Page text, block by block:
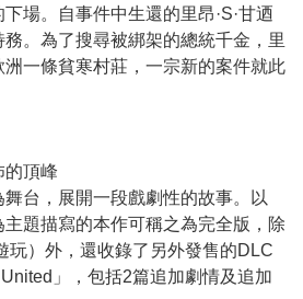
場。自事件中生還的里昂·S·甘迺
。為了搜尋被綁架的總統千金，里
一條貧寒村莊，一宗新的案件就此
的頂峰
台，展開一段戲劇性的故事。以
主題描寫的本作可稱之為完全版，除
玩）外，還收錄了另外發售的DLC
」，包括2篇追加劇情及追加